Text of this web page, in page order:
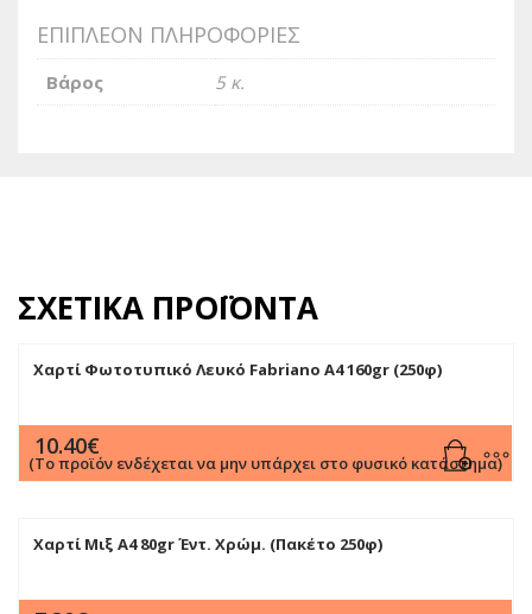
ΕΠΙΠΛΈΟΝ ΠΛΗΡΟΦΟΡΊΕΣ
Βάρος 5 κ.
ΣΧΕΤΙΚΆ ΠΡΟΪΌΝΤΑ
Χαρτί Φωτοτυπικό Λευκό Fabriano A4 160gr (250φ)
10.40€
(Το προϊόν ενδέχεται να μην υπάρχει στο φυσικό κατάστημα)
Χαρτί Μιξ Α4 80gr Έντ. Χρώμ. (Πακέτο 250φ)